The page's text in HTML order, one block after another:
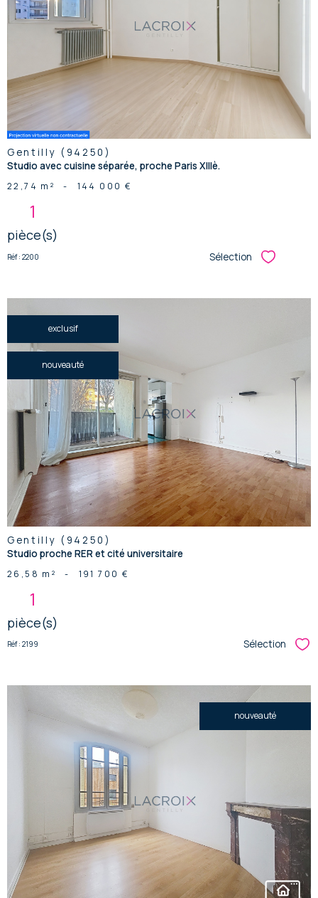
bien
Gentilly (94250)
Studio avec cuisine séparée, proche Paris XIIIè.
22,74 m² - 144 000 €
1
pièce(s)
Réf : 2200 Sélection Sélectionner
exclusif
nouveauté
voir le
bien
Gentilly (94250)
Studio proche RER et cité universitaire
26,58 m² - 191 700 €
1
pièce(s)
Réf : 2199 Sélection
nouveauté
bien